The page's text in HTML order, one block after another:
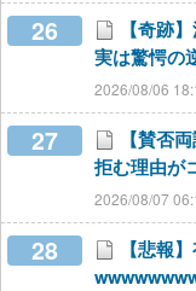
26
【奇跡
実は驚愕の
2026/08/06
27
【賛否
拒む理由が
2026/08/07
28
【悲報